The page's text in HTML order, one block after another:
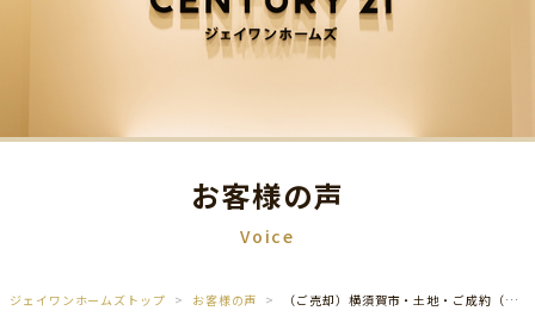
お客様の声
Voice
ジェイワンホームズトップ お客様の声 （ご売却）横須賀市・土地・ご成約（令和７年７月） Ａ ・ Ｋ 様